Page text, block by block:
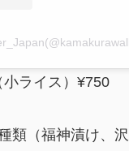
小ライス）¥750
類（福神漬け、